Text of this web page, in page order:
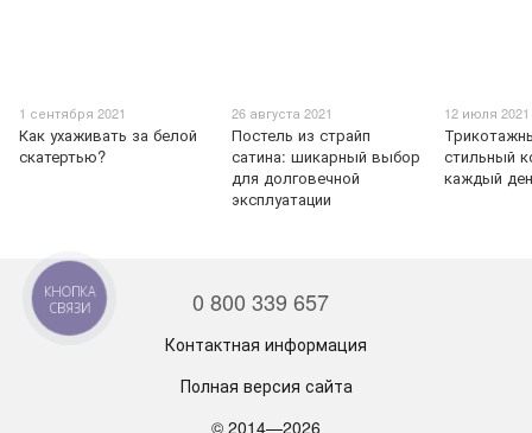
1 сентября 2021
Как ухаживать за белой
скатертью?
26 августа 2021
Постель из страйп
сатина: шикарный выбор
для долговечной
эксплуатации
12 июля 2021
стильный
каждый
0 800 339 657
Контактная информация
Полная версия сайта
© 2014—2026
КНОПКА
СВЯЗИ